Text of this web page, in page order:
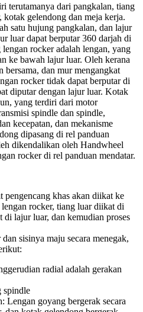
terutamanya dari pangkalan, tiang
gelendong dan meja kerja.
satu hujung pangkalan, dan lajur
luar dapat berputar 360 darjah di
rocker adalah lengan, yang
ke bawah lajur luar. Oleh kerana
dan mur mengangkat
rocker tidak dapat berputar di
diputar dengan lajur luar. Kotak
yang terdiri dari motor
spindle dan spindle,
kecepatan, dan mekanisme
dipasang di rel panduan
dikendalikan oleh Handwheel
rocker di rel panduan mendatar.
pengencang khas akan diikat ke
rocker, tiang luar diikat di
lajur luar, dan kemudian proses
sisinya maju secara menegak,
radial adalah gerakan
spindle
Lengan goyang bergerak secara